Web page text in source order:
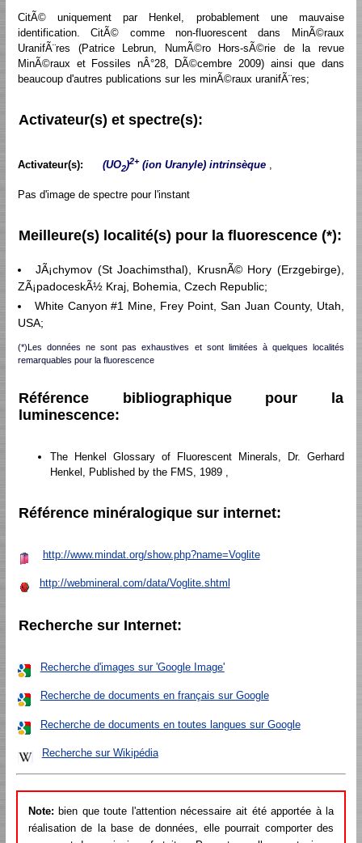
CitÃ© uniquement par Henkel, probablement une mauvaise
identification. CitÃ© comme non-fluorescent dans MinÃ©raux
UranifÃ¨res (Patrice Lebrun, NumÃ©ro Hors-sÃ©rie de la revue
MinÃ©raux et Fossiles nÂ°28, DÃ©cembre 2009) ainsi que dans
beaucoup d'autres publications sur les minÃ©raux uranifÃ¨res;
Activateur(s) et spectre(s):
Activateur(s): (UO2)2+(ion Uranyle) intrinsèque ,
Pas d'image de spectre pour l'instant
Meilleure(s) localité(s) pour la fluorescence (*):
JÃ¡chymov (St Joachimsthal), KrusnÃ© Hory (Erzgebirge),
ZÃ¡padoceskÃ½ Kraj, Bohemia, Czech Republic;
White Canyon #1 Mine, Frey Point, San Juan County, Utah,
USA;
(*)Les données ne sont pas exhaustives et sont limitées à quelques localités
remarquables pour la fluorescence
Référence bibliographique pour la
luminescence:
The Henkel Glossary of Fluorescent Minerals, Dr. Gerhard
Henkel, Published by the FMS, 1989 ,
Référence minéralogique sur internet:
http://www.mindat.org/show.php?name=Voglite
http://webmineral.com/data/Voglite.shtml
Recherche sur Internet:
Recherche d'images sur 'Google Image'
Recherche de documents en français sur Google
Recherche de documents en toutes langues sur Google
Recherche sur Wikipédia
Note: bien que toute l'attention nécessaire ait été apportée à la
réalisation de la base de données, elle pourrait comporter des